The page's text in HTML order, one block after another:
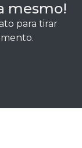
mesmo!
para tirar